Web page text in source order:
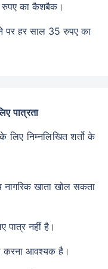
रुपए का कैशबैक।
पर हर साल 35 रुपए का
पात्रता
लिए निम्नलिखित शर्तो के
खाता खोल सकता
पात्र नहीं है।
करना आवश्यक है।